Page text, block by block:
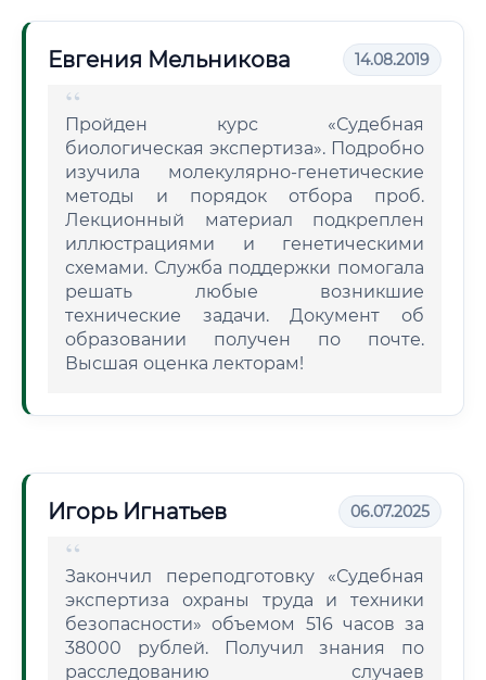
Евгения Мельникова 14.08.2019
Пройден курс «Судебная
биологическая экспертиза». Подробно
изучила молекулярно-генетические
методы и порядок отбора проб.
Лекционный материал подкреплен
иллюстрациями и генетическими
схемами. Служба поддержки помогала
решать любые возникшие
технические задачи. Документ об
образовании получен по почте.
Высшая оценка лекторам!
Игорь Игнатьев 06.07.2025
Закончил переподготовку «Судебная
экспертиза охраны труда и техники
безопасности» объемом 516 часов за
38000 рублей. Получил знания по
расследованию случаев